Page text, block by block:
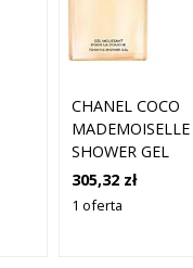
CHANEL COCO
MADEMOISELLE
SHOWER GEL
305,32 zł
1 oferta